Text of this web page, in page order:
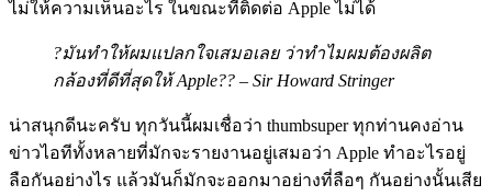
ไม่ให้ความเห็นอะไร ในขณะที่ติดต่อ Apple ไม่ได้
?มันทำให้ผมแปลกใจเสมอเลย ว่าทำไมผมต้องผลิต
กล้องที่ดีที่สุดให้ Apple?? – Sir Howard Stringer
น่าสนุกดีนะครับ ทุกวันนี้ผมเชื่อว่า thumbsuper ทุกท่านคงอ่าน
ข่าวไอทีทั้งหลายที่มักจะรายงานอยู่เสมอว่า Apple ทำอะไรอยู่
ลือกันอย่างไร แล้วมันก็มักจะออกมาอย่างที่ลือๆ กันอย่างนั้นเสีย